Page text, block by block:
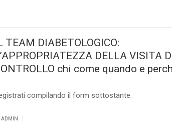
TEAM DIABETOLOGICO:
DELLA VISITA
chi come quando e
compilando il form sottostante.
ADMIN